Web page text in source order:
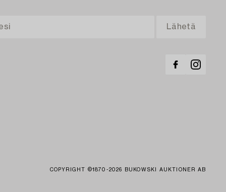
COPYRIGHT ©1870-2026 BUKOWSKI AUKTIONER AB